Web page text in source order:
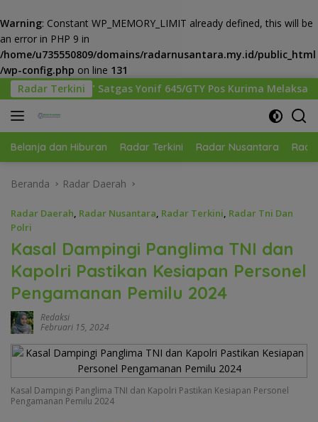
Warning: Constant WP_MEMORY_LIMIT already defined, this will be
an error in PHP 9 in
/home/u735550809/domains/radarnusantara.my.id/public_html
/wp-config.php on line 131
Langsung
ke
konten
Radar Terkini
Yonif 645/GTY Pos Kurima Melaksanakan Pelayanan
Belanja dan Hiburan Radar Terkini Radar Nusantara
Beranda Radar Daerah
Radar Daerah, Radar Nusantara, Radar Terkini, Radar Tni Dan
Polri
Kasal Dampingi Panglima TNI dan
Kapolri Pastikan Kesiapan Personel
Pengamanan Pemilu 2024
Redaksi
Februari 15, 2024
Kasal Dampingi Panglima TNI dan Kapolri Pastikan Kesiapan Personel
Pengamanan Pemilu 2024